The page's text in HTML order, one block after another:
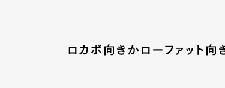
ロカボ向きかローファット向